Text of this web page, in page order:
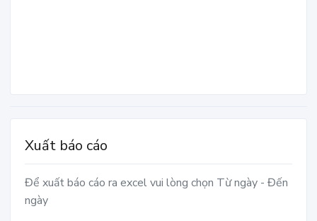
Xuất báo cáo
Để xuất báo cáo ra excel vui lòng chọn Từ ngày - Đến
ngày